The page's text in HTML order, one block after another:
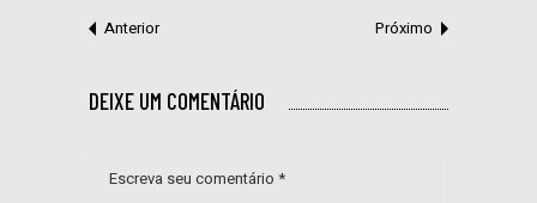
Anterior Próximo
DEIXE UM COMENTÁRIO